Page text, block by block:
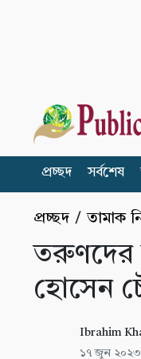
প্রচ্ছদ সর্বশেষ
প্রচ্ছদ /তামাক
তরুণদের
হোসেন
Ibrahim
১৭ জুন